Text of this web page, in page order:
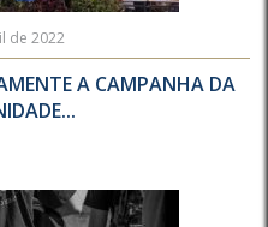
de 2022
A CAMPANHA DA